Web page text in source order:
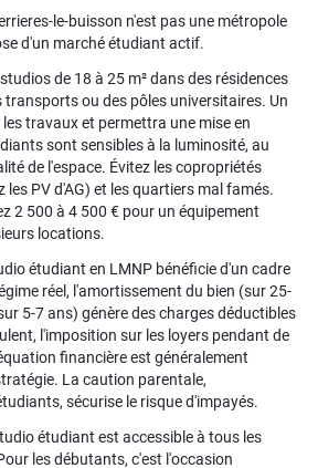
le-buisson n'est pas une métropole
d'un marché étudiant actif.
studios de 18 à 25 m² dans des résidences
transports ou des pôles universitaires. Un
travaux et permettra une mise en
sont sensibles à la luminosité, au
de l'espace. Évitez les copropriétés
PV d'AG) et les quartiers mal famés.
2 500 à 4 500 € pour un équipement
locations.
étudiant en LMNP bénéficie d'un cadre
réel, l'amortissement du bien (sur 25-
5-7 ans) génère des charges déductibles
l'imposition sur les loyers pendant de
financière est généralement
La caution parentale,
sécurise le risque d'impayés.
étudiant est accessible à tous les
les débutants, c'est l'occasion